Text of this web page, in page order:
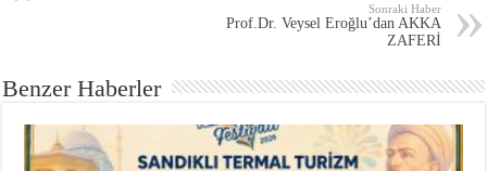
Sonraki Haber
Prof.Dr. Veysel Eroğlu’dan AKKA
ZAFERİ
Benzer Haberler